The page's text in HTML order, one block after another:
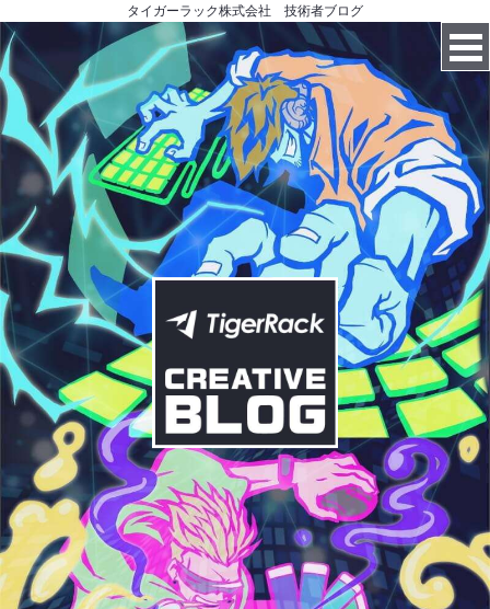
タイガーラック株式会社 技術者ブログ